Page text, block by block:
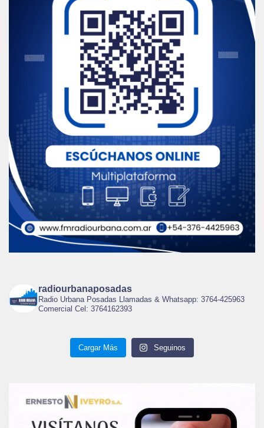
radiourbanaposadas
Radio Urbana Posadas Llamadas & Whatsapp: 3764-425963
Comercial Cel: 3764162393
Cargar Más Seguinos